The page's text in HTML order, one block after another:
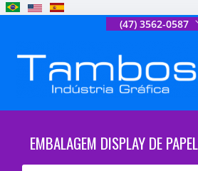
(47) 3562-0587
EMBALAGEM DISPLAY DE